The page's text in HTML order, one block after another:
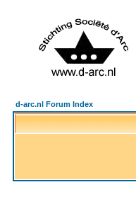
d-arc.nl Forum Index